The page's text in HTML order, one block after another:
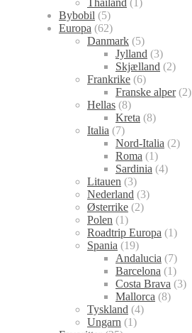
Bybobil (5)
Europa (62)
Danmark (5)
Jylland (3)
Skjælland (2)
Frankrike (6)
Franske alper(2)
Hellas (8)
Kreta (8)
Italia (7)
Nord-Italia (2)
Roma (1)
Sardinia (4)
Litauen (3)
Nederland (3)
Østerrike (2)
Polen (1)
Roadtrip Europa (1)
Spania (19)
Andalucia (7)
Barcelona (1)
Costa Brava (3)
Mallorca (8)
Tyskland (4)
Ungarn (1)